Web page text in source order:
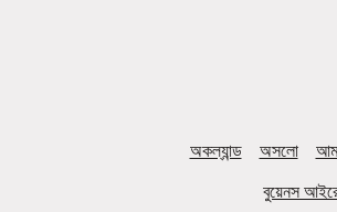
অকল্যান্ড অসলো
বুয়েনস